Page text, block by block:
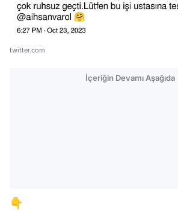
twitter.com
İçeriğin Devamı Aşağıda
👇